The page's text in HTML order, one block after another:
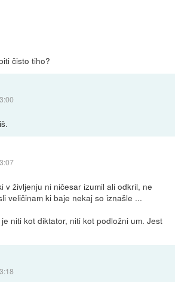
čisto tiho?
v življenju ni ničesar izumil ali odkril, ne
veličinam ki baje nekaj so iznašle ...
niti kot diktator, niti kot podložni um. Jest